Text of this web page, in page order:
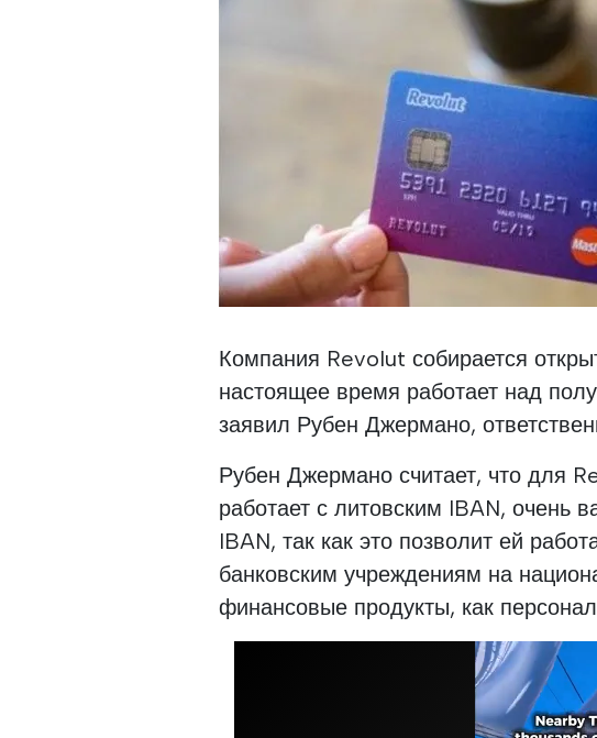
Компания Revolut собирается
настоящее время работает над
заявил Рубен Джермано,
Рубен Джермано считает, что для
работает с литовским IBAN, очень
IBAN, так как это позволит ей
банковским учреждениям на
финансовые продукты, как